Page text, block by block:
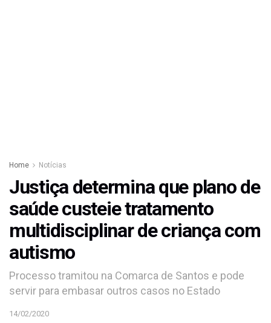
Home Notícias
Justiça determina que plano de
saúde custeie tratamento
multidisciplinar de criança com
autismo
Processo tramitou na Comarca de Santos e pode
servir para embasar outros casos no Estado
14/02/2020